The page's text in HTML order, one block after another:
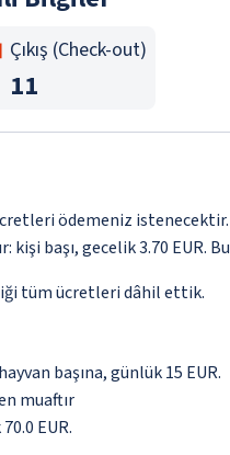
Çıkış (Check-out)
11
ödemeniz
kişi başı, gecelik 3.70 EUR.
tüm ücretleri dâhil ettik.
başına, günlük 15 EUR.
muaftır
EUR.